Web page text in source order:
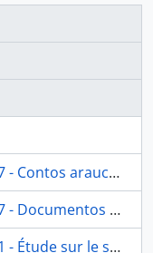
com introducción sobre la poesia araucana.
araucano en dialecto pehuenche chileno
le sauvage du Brésil